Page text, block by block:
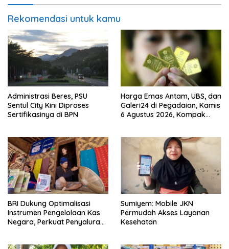
Rekomendasi untuk kamu
Administrasi Beres, PSU
Sentul City Kini Diproses
Sertifikasinya di BPN
Harga Emas Antam, UBS, dan
Galeri24 di Pegadaian, Kamis
6 Agustus 2026, Kompak
BRI Dukung Optimalisasi
Instrumen Pengelolaan Kas
Negara, Perkuat Penyaluran
Sumiyem: Mobile JKN
Permudah Akses Layanan
Kesehatan